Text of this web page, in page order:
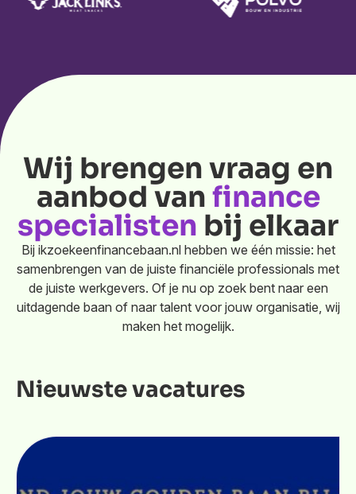
Wij brengen vraag en
aanbod van finance
specialisten bij elkaar
Bij ikzoekeenfinancebaan.nl hebben we één missie: het
samenbrengen van de juiste financiële professionals met
de juiste werkgevers. Of je nu op zoek bent naar een
uitdagende baan of naar talent voor jouw organisatie, wij
maken het mogelijk.
Nieuwste vacatures